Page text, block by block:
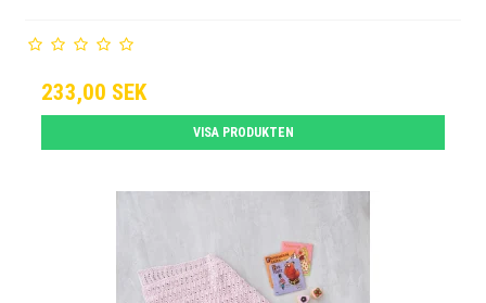
233,00 SEK
VISA PRODUKTEN